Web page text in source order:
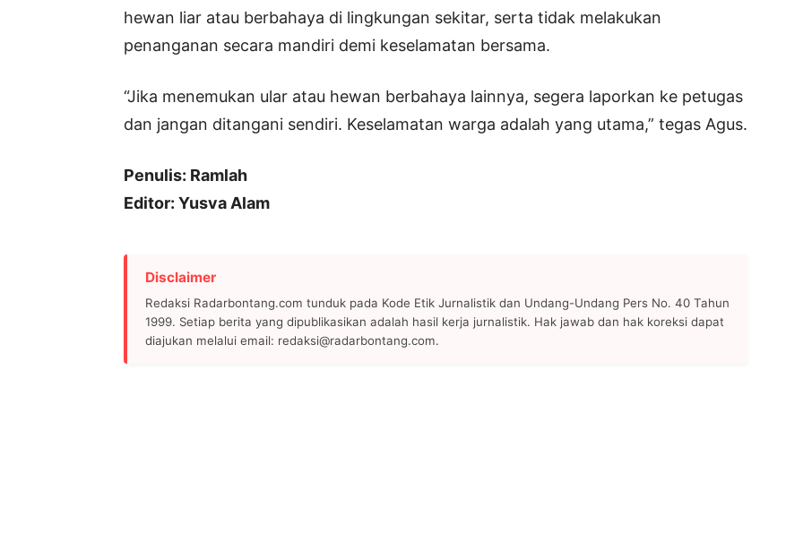
hewan liar atau berbahaya di lingkungan sekitar, serta tidak melakukan
penanganan secara mandiri demi keselamatan bersama.
“Jika menemukan ular atau hewan berbahaya lainnya, segera laporkan ke petugas
dan jangan ditangani sendiri. Keselamatan warga adalah yang utama,” tegas Agus.
Penulis: Ramlah
Editor: Yusva Alam
Disclaimer
Redaksi Radarbontang.com tunduk pada Kode Etik Jurnalistik dan Undang-Undang Pers No. 40 Tahun
1999. Setiap berita yang dipublikasikan adalah hasil kerja jurnalistik. Hak jawab dan hak koreksi dapat
diajukan melalui email: redaksi@radarbontang.com.